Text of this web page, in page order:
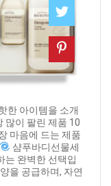
한 아이템을 소개
많이 팔린 제품 10
마음에 드는 제품
샴푸바디선물세
는 완벽한 선택입
을 공급하며, 자연